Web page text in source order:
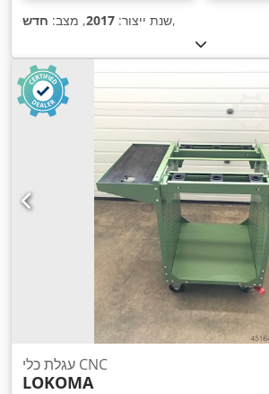
שנת ייצור: 2017, מצב: חדש ,
עגלת כלי CNC
LOKOMA